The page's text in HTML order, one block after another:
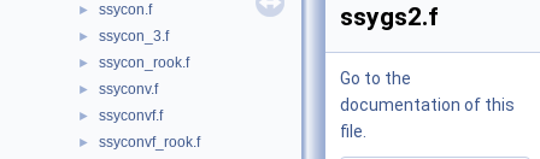
► ssycon.f
► ssycon_3.f
► ssycon_rook.f
► ssyconv.f
► ssyconvf.f
► ssyconvf_rook.f
ssygs2.f
Go to the
documentation of this
file.